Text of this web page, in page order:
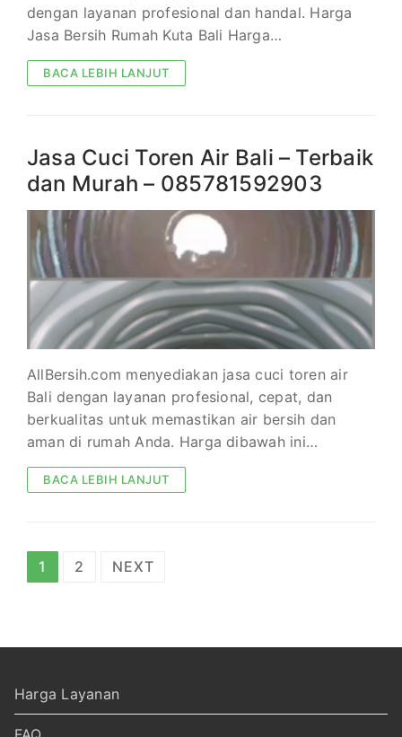
dengan layanan profesional dan handal. Harga
Jasa Bersih Rumah Kuta Bali Harga…
BACA LEBIH LANJUT
Jasa Cuci Toren Air Bali – Terbaik
dan Murah – 085781592903
AllBersih.com menyediakan jasa cuci toren air
Bali dengan layanan profesional, cepat, dan
berkualitas untuk memastikan air bersih dan
aman di rumah Anda. Harga dibawah ini…
BACA LEBIH LANJUT
Paginasi
1 2 NEXT
Harga Layanan